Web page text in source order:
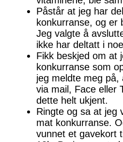
Påstår at jeg har
konkurranse, og er
Jeg valgte å
ikke har deltatt i
Fikk beskjed om at
konkurranse som
jeg meldte meg på,
via mail, Face eller
dette helt ukjent.
Ringte og sa at jeg
mat konkurranse.
vunnet et gavekort